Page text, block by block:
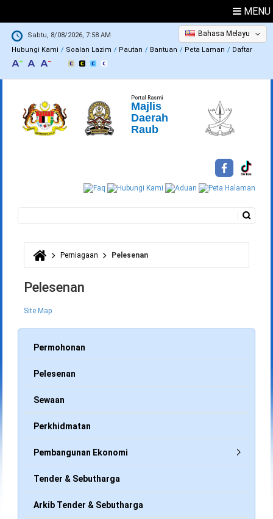
MENU
Sabtu, 8/08/2026, 7:58 AM
Hubungi Kami
Soalan Lazim Pautan Bantuan Peta Laman Daftar
Bahasa Melayu
Portal Rasmi
Majlis
Daerah
Raub
Borang carian
Anda di sini
Perniagaan Pelesenan
Pelesenan
Site Map
Permohonan
Pelesenan
Sewaan
Perkhidmatan
Pembangunan Ekonomi
Tender & Sebutharga
Arkib Tender & Sebutharga